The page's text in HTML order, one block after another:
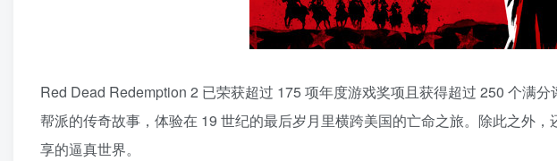
Red Dead Redemption 2 已荣获超过 175 项年度游戏奖项且获得超过 250 个满
帮派的传奇故事，体验在 19 世纪的最后岁月里横跨美国的亡命之旅。除此之外
享的逼真世界。